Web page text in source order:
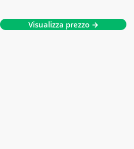
Visualizza prezzo →